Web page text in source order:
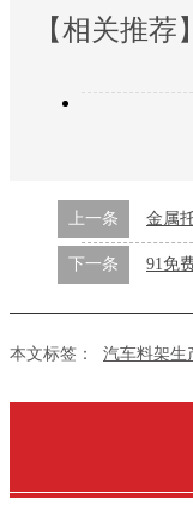
【相关推荐】
上一条 金属
下一条 91免
本文标签： 汽车料架生